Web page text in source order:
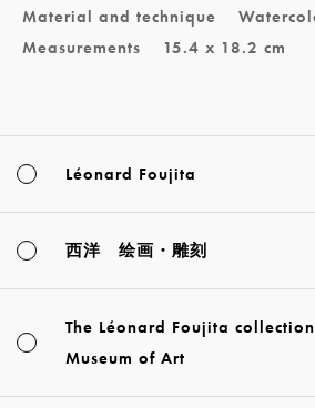
Material and technique
Measurements
15.4 x 18.2 cm
Léonard Foujita
西洋 绘画・雕刻
The Léonard Foujita
Museum of Art